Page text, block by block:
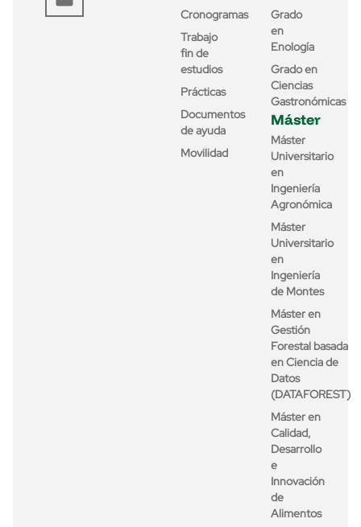
Cronogramas
Trabajo
fin de
estudios
Prácticas
Documentos
de ayuda
Movilidad
Grado
en
Enología
Grado en
Ciencias
Gastronómicas
Máster
Máster
Universitario
en
Ingeniería
Agronómica
Máster
Universitario
en
Ingeniería
de Montes
Máster en
Gestión
Forestal basada
en Ciencia de
Datos
(DATAFOREST)
Máster en
Calidad,
Desarrollo
e
Innovación
de
Alimentos